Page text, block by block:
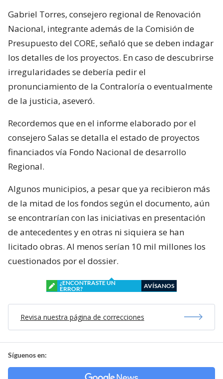
Gabriel Torres, consejero regional de Renovación
Nacional, integrante además de la Comisión de
Presupuesto del CORE, señaló que se deben indagar
los detalles de los proyectos. En caso de descubrirse
irregularidades se debería pedir el
pronunciamiento de la Contraloría o eventualmente
de la justicia, aseveró.
Recordemos que en el informe elaborado por el
consejero Salas se detalla el estado de proyectos
financiados vía Fondo Nacional de desarrollo
Regional.
Algunos municipios, a pesar que ya recibieron más
de la mitad de los fondos según el documento, aún
se encontrarían con las iniciativas en presentación
de antecedentes y en otras ni siquiera se han
licitado obras. Al menos serían 10 mil millones los
cuestionados por el dossier.
¿ENCONTRASTE UN
ERROR?
AVÍSANOS
Revisa nuestra página de correcciones
Síguenos en: